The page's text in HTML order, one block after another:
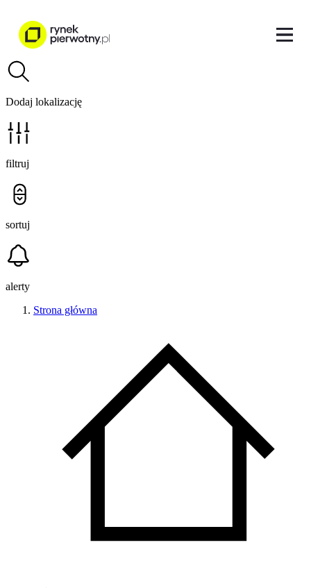
Dodaj lokalizację
filtruj
sortuj
alerty
Strona główna